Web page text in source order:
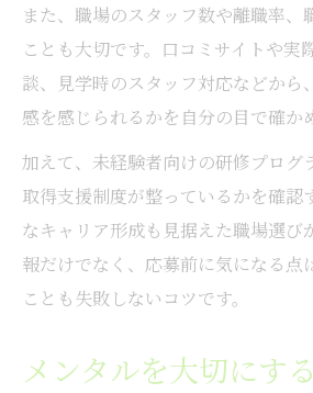
充実したサポート体制の
す
自分らしく働くためのメンタ
自分らしさを大切にできる
メンタル面の安定を重視
自分に合うメンタル求人
ト
長く続けられるメンタル職
また、職場のスタッフ数や離職率、
ことも大切です。口コミサイトや実
談、見学時のスタッフ対応などから
感を感じられるかを自分の目で確か
加えて、未経験者向けの研修プログ
取得支援制度が整っているかを確認
なキャリア形成も見据えた職場選び
報だけでなく、応募前に気になる点
ことも失敗しないコツです。
メンタルを大切にす